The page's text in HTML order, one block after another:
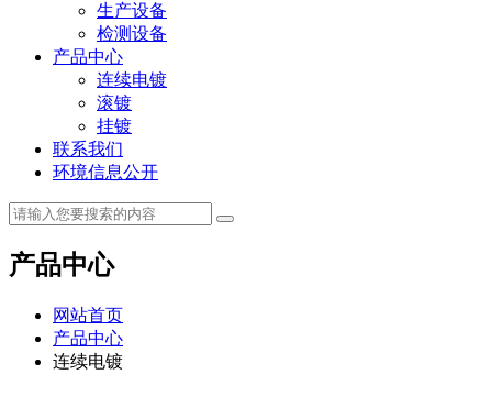
生产设备
检测设备
产品中心
连续电镀
滚镀
挂镀
联系我们
环境信息公开
产品中心
网站首页
产品中心
连续电镀